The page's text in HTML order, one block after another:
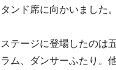
タンド席に向かいました。
ステージに登場したのは
ラム、ダンサーふたり。